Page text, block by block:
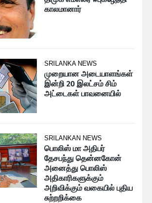
காலமானார்
SRILANKA NEWS
முறையான அடையாளங்கள்
இன்றி 20 இலட்சம் சிம்
அட்டைகள் பாவனையில்
SRILANKAN NEWS
பொலிஸ் மா அதிபர்
தேசபந்து தென்னகோன்
அனைத்து பொலிஸ்
அதிகாரிகளுக்கும்
அறிவிக்கும் வகையில் புதிய
சுற்றறிக்கை